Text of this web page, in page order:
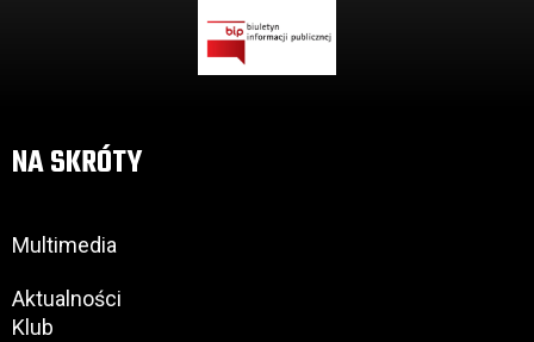
NA SKRÓTY
Multimedia
Aktualności
Klub